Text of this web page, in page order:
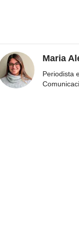
Maria
Periodista